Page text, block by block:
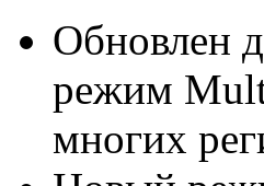
Обновлен
режим
многих